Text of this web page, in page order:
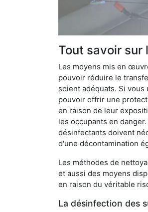
Tout savoir sur
Les moyens mis en
pouvoir réduire le
soient adéquats. Si
pouvoir offrir une
en raison de leur
les occupants en
désinfectants doivent
d'une décontamination
Les méthodes de
et aussi des moyens
en raison du véritable
La désinfection des